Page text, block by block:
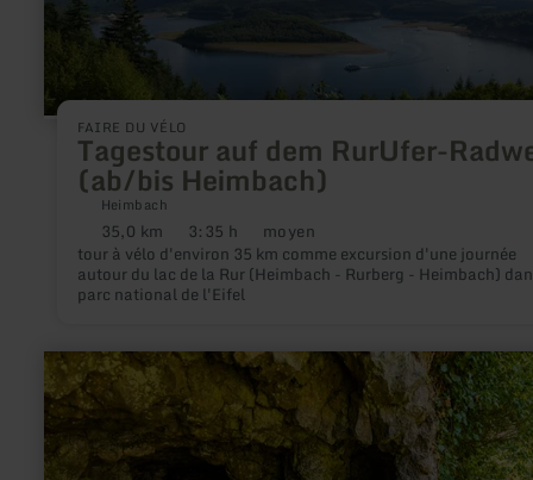
FAIRE DU VÉLO
Tagestour auf dem RurUfer-
(ab/bis Heimbach)
Heimbach
Distance
:
35,0 km Durée
:
3:35 h Difficulté
:
moyen
tour à vélo d'environ 35 km comme excursion d'une journée
autour du lac de la Rur (Heimbach - Rurberg - Heimbach)
parc national de l'Eifel
plus
dem
RurUfer-
Radweg
(ab/bis
Heimbach)
en
savoir
plus
sur
:
HeimatSpur